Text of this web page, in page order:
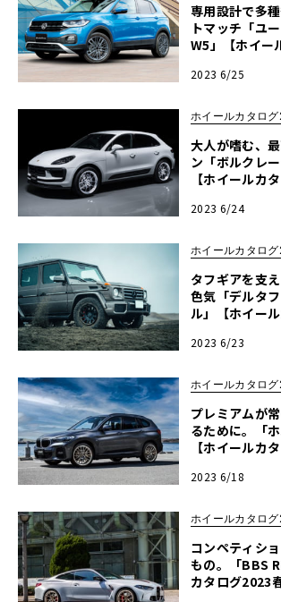
専用設計で多
トマッチ「ユ
W5」【ホイー
2023 6/25
ホイールカタロ
大人が嗜む、
ン「ボルクレー
【ホイールカ
2023 6/24
ホイールカタロ
タフギアを支
色気「デルタ
ル」【ホイー
2023 6/23
ホイールカタロ
プレミアムが
るために。「
【ホイールカ
2023 6/18
ホイールカタロ
コンペティシ
もの。「BBS
カタログ2023春